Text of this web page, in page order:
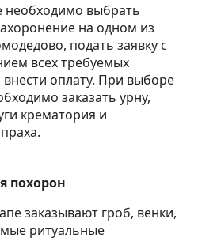
необходимо выбрать
на одном из
подать заявку с
всех требуемых
оплату. При выборе
заказать урну,
крематория и
похорон
заказывают гроб, венки,
ритуальные